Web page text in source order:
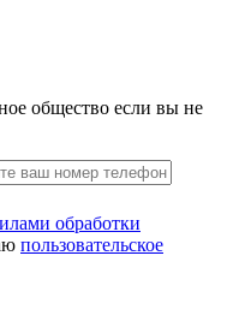
общество если вы не
обработки
пользовательское